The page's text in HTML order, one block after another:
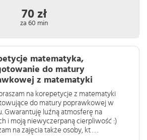
70 zł
za 60 min
matematyka,
do matury
z matematyki
na korepetycje z matematyki
do matury poprawkowej w
Gwarantuję luźną atmosferę na
i moją niewyczerpaną cierpliwość :)
na zajęcia także osoby, kt . . .